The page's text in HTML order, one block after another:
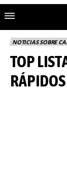
NOTICIAS SOBRE
TOP